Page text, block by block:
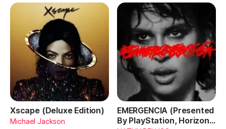
Xscape (Deluxe Edition)
Michael Jackson
EMERGENCIA (Presented
By PlayStation, Horizon